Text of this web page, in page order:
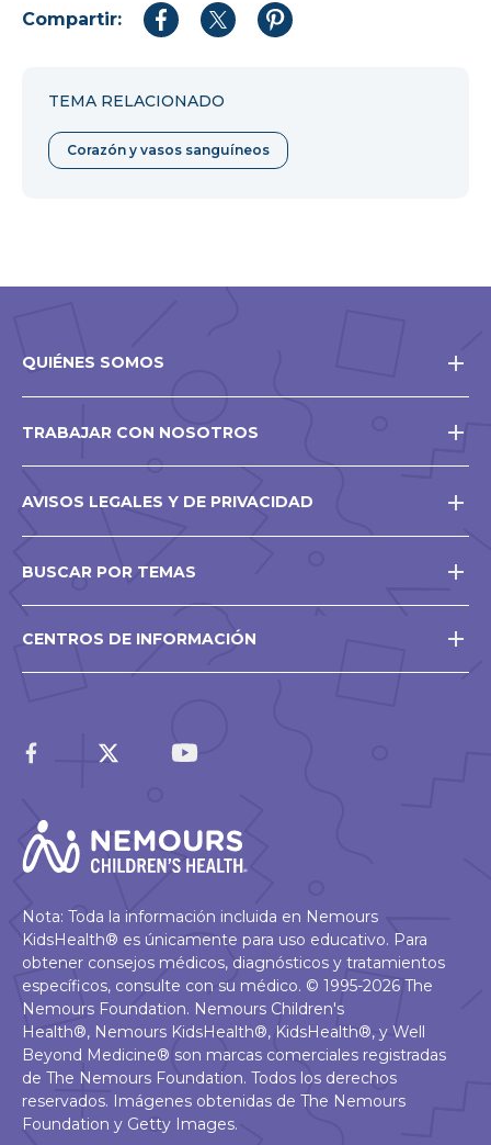
Compartir:
CompartirCompartirCompartir
TEMA RELACIONADO
Corazón y vasos sanguíneos
QUIÉNES SOMOS
TRABAJAR CON NOSOTROS
AVISOS LEGALES Y DE PRIVACIDAD
BUSCAR POR TEMAS
CENTROS DE INFORMACIÓN
Nota: Toda la información incluida en Nemours
KidsHealth® es únicamente para uso educativo. Para
obtener consejos médicos, diagnósticos y tratamientos
específicos, consulte con su médico. © 1995-2026 The
Nemours Foundation. Nemours Children's
Health®, Nemours KidsHealth®, KidsHealth®, y Well
Beyond Medicine® son marcas comerciales registradas
de The Nemours Foundation. Todos los derechos
reservados. Imágenes obtenidas de The Nemours
Foundation y Getty Images.